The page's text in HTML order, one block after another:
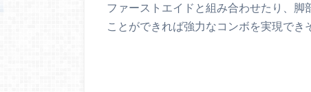
ファーストエイドと組み合わせたり、脚
ことができれば強力なコンボを実現でき